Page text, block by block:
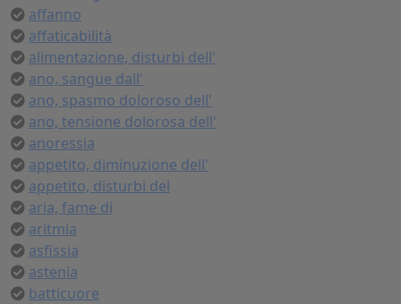
affanno
affaticabilità
alimentazione, disturbi dell'
ano, sangue dall'
ano, spasmo doloroso dell'
ano, tensione dolorosa dell'
anoressia
appetito, diminuzione dell'
appetito, disturbi del
aria, fame di
aritmia
asfissia
astenia
batticuore